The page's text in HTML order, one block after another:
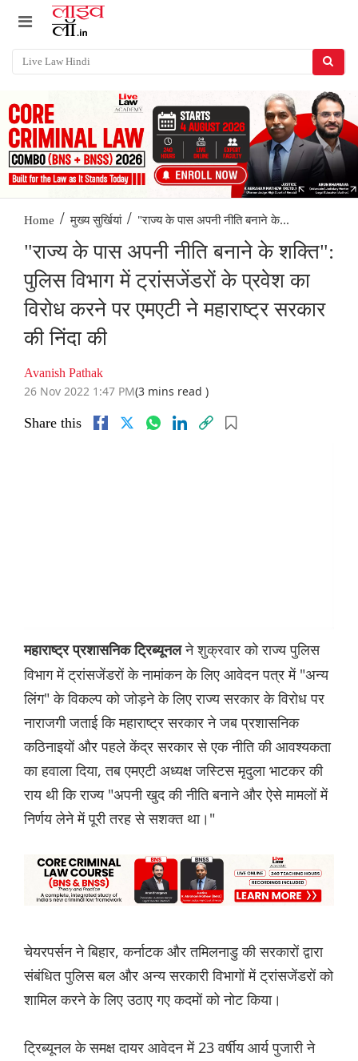
Home / मुख्य सुर्खियां / "राज्य के पास अपनी नीति बनाने के...
"राज्य के पास अपनी नीति बनाने के शक्ति":
पुलिस विभाग में ट्रांसजेंडरों के प्रवेश का
विरोध करने पर एमएटी ने महाराष्ट्र सरकार
की निंदा की
Avanish Pathak
26 Nov 2022 1:47 PM(3 mins read )
Share this
महाराष्ट्र प्रशासनिक ट्रिब्यूनलने शुक्रवार को राज्य पुलिस
विभाग में ट्रांसजेंडरों के नामांकन के लिए आवेदन पत्र में "अन्य
लिंग" के विकल्प को जोड़ने के लिए राज्य सरकार के विरोध पर
नाराजगी जताई कि महाराष्ट्र सरकार ने जब प्रशासनिक
कठिनाइयों और पहले केंद्र सरकार से एक नीति की आवश्यकता
का हवाला दिया, तब एमएटी अध्यक्ष जस्टिस मृदुला भाटकर की
राय थी कि राज्य "अपनी खुद की नीति बनाने और ऐसे मामलों में
निर्णय लेने में पूरी तरह से सशक्त था।"
चेयरपर्सन ने बिहार, कर्नाटक और तमिलनाडु की सरकारों द्वारा
संबंधित पुलिस बल और अन्य सरकारी विभागों में ट्रांसजेंडरों को
शामिल करने के लिए उठाए गए कदमों को नोट किया।
ट्रिब्यूनल के समक्ष दायर आवेदन में 23 वर्षीय आर्य पुजारी ने